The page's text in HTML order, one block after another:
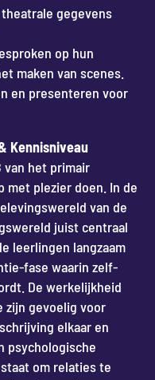
gegevens
op hun
maken van scenes.
en presenteren voor
Kennisniveau
van het primair
met plezier doen. In de
van de
juist centraal
leerlingen langzaam
fase waarin zelf-
De werkelijkheid
zijn gevoelig voor
elkaar en
psychologische
om relaties te